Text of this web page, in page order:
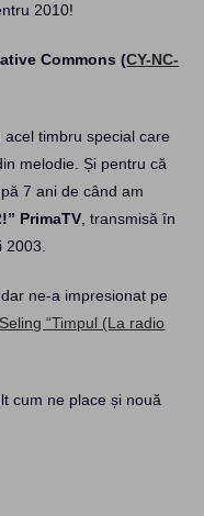
2010!
Commons (CY-NC-
acel timbru special care
melodie. Și pentru că
7 ani de când am
PrimaTV , transmisă în
ne-a impresionat pe
“Timpul (La radio
cum ne place și nouă